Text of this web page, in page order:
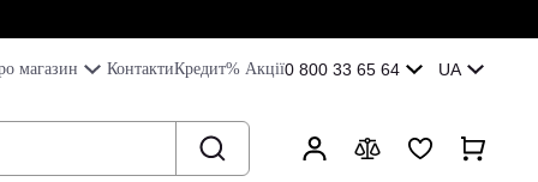
магазин КонтактиКредит% Акції0 800 33 65 64 UA